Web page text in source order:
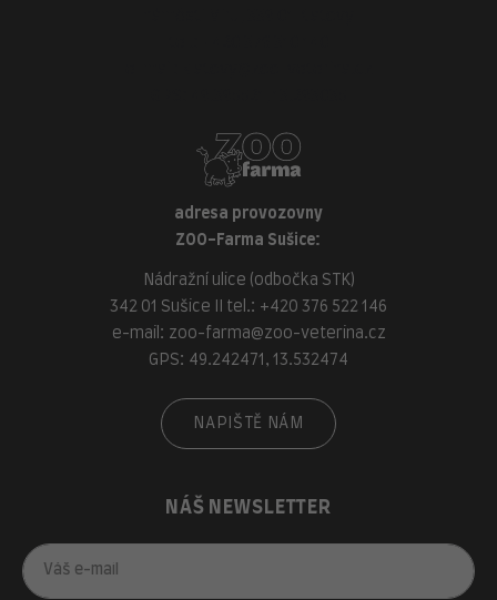
adresa provozovny
ZOO-Farma Sušice:
Nádražní ulice (odbočka STK)
342 01 Sušice II tel.: +420 376 522 146
e-mail: zoo-farma@zoo-veterina.cz
GPS: 49.242471, 13.532474
NAPIŠTĚ NÁM
NÁŠ NEWSLETTER